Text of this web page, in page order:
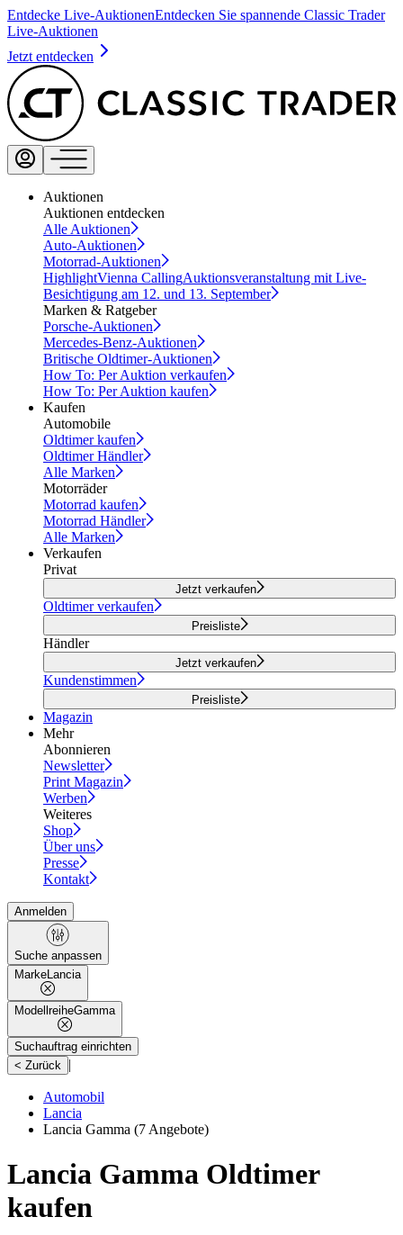
Entdecke Live-AuktionenEntdecken Sie spannende Classic Trader
Live-Auktionen
Jetzt entdecken
Auktionen
Auktionen entdecken
Alle Auktionen
Auto-Auktionen
Motorrad-Auktionen
HighlightVienna CallingAuktionsveranstaltung mit Live-
Besichtigung am 12. und 13. September
Marken & Ratgeber
Porsche-Auktionen
Mercedes-Benz-Auktionen
Britische Oldtimer-Auktionen
How To: Per Auktion verkaufen
How To: Per Auktion kaufen
Kaufen
Automobile
Oldtimer kaufen
Oldtimer Händler
Alle Marken
Motorräder
Motorrad kaufen
Motorrad Händler
Alle Marken
Verkaufen
Privat
Jetzt verkaufen
Oldtimer verkaufen
Preisliste
Händler
Jetzt verkaufen
Kundenstimmen
Preisliste
Magazin
Mehr
Abonnieren
Newsletter
Print Magazin
Werben
Weiteres
Shop
Über uns
Presse
Kontakt
Anmelden
Suche anpassen
MarkeLancia
ModellreiheGamma
Suchauftrag einrichten
< Zurück |
Automobil
Lancia
Lancia Gamma (7 Angebote)
Lancia Gamma Oldtimer
kaufen